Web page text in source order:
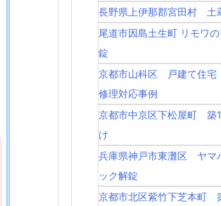
長野県上伊那郡宮田村
尾道市因島土生町 リモワ
錠
京都市山科区 戸建て住
修理対応事例
京都市中京区下松屋町 築
け
兵庫県神戸市東灘区 ヤマ
ック解錠
京都市北区紫竹下芝本町